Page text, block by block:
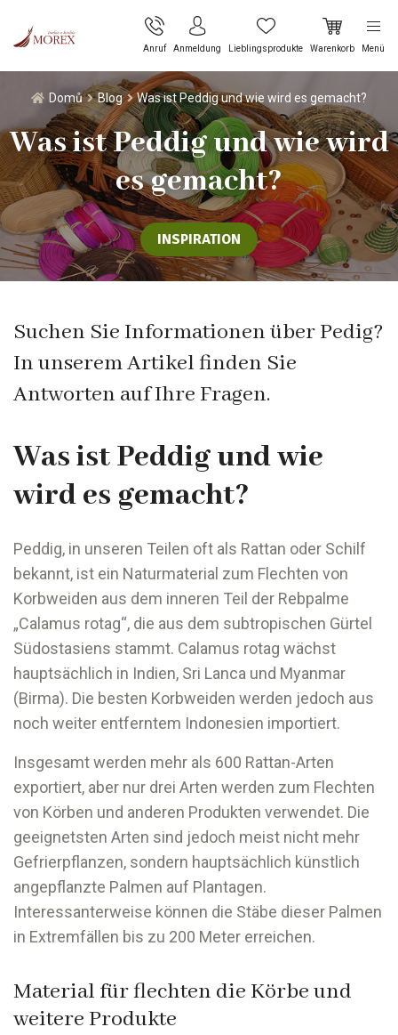
Anruf Anmeldung Lieblingsprodukte Warenkorb Menü
Domů Blog Was ist Peddig und wie wird es gemacht?
Was ist Peddig und wie wird
es gemacht?
INSPIRATION
Suchen Sie Informationen über Pedig?
In unserem Artikel finden Sie
Antworten auf Ihre Fragen.
Was ist Peddig und wie
wird es gemacht?
Peddig, in unseren Teilen oft als Rattan oder Schilf
bekannt, ist ein Naturmaterial zum Flechten von
Korbweiden aus dem inneren Teil der Rebpalme
„Calamus rotag“, die aus dem subtropischen Gürtel
Südostasiens stammt. Calamus rotag wächst
hauptsächlich in Indien, Sri Lanca und Myanmar
(Birma). Die besten Korbweiden werden jedoch aus
noch weiter entferntem Indonesien importiert.
Insgesamt werden mehr als 600 Rattan-Arten
exportiert, aber nur drei Arten werden zum Flechten
von Körben und anderen Produkten verwendet. Die
geeignetsten Arten sind jedoch meist nicht mehr
Gefrierpflanzen, sondern hauptsächlich künstlich
angepflanzte Palmen auf Plantagen.
Interessanterweise können die Stäbe dieser Palmen
in Extremfällen bis zu 200 Meter erreichen.
Material für flechten die Körbe und
weitere Produkte